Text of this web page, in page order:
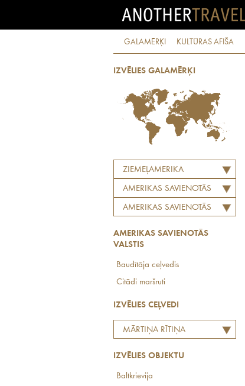
GALAMĒRĶI KULTŪRAS AFIŠA
IZVĒLIES GALAMĒRĶI
ZIEMEĻAMERIKA
AMERIKAS SAVIENOTĀS
VALSTIS
AMERIKAS SAVIENOTĀS
AMERIKAS SAVIENOTĀS
VALSTIS
Baudītāja ceļvedis
Citādi maršruti
IZVĒLIES CEĻVEDI
MĀRTIŅA RĪTIŅA
RESTORĀNU TOPS
IZVĒLIES OBJEKTU
Baltkrievija